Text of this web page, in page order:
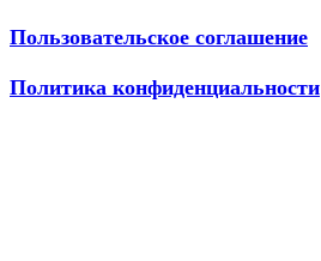
Пользовательское соглашение
Политика конфиденциальности